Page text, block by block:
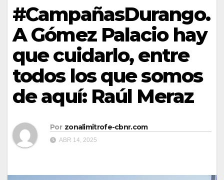
#CampañasDurango.
A Gómez Palacio hay
que cuidarlo, entre
todos los que somos
de aquí: Raúl Meraz
Por zonalimitrofe-cbnr.com
ABR 14, 2025